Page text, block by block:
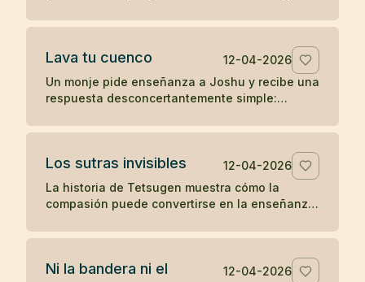
sobre percepción y realidad.
Lava tu cuenco
12-04-2026
Un monje pide enseñanza a Joshu y recibe una
respuesta desconcertantemente simple:
sobre la práctica directa y lo inmediato.
Los sutras invisibles
12-04-2026
La historia de Tetsugen muestra cómo la
compasión puede convertirse en la enseñanza
vivió ayudando a quienes sufrían.
Ni la bandera ni el
12-04-2026